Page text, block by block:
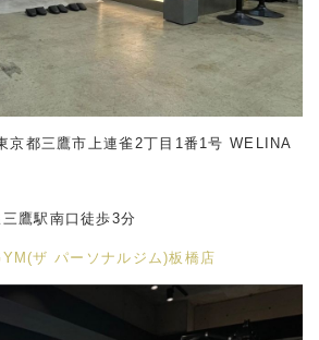
都三鷹市上連雀2丁目1番1号 WELINA
鷹駅南口徒歩3分
ザ パーソナルジム)板橋店